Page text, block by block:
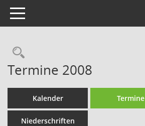
Toggle navigation
Rechercheauswahl
Termine 2008
Kalender Termine
Niederschriften